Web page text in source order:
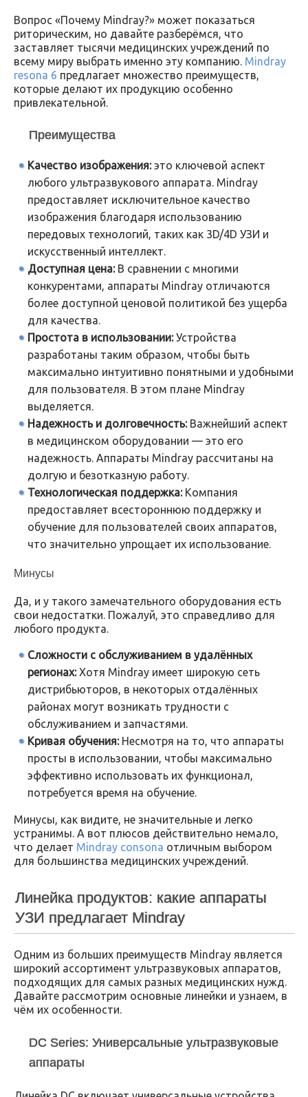
Вопрос «Почему Mindray?» может показаться
риторическим, но давайте разберёмся, что
заставляет тысячи медицинских учреждений по
всему миру выбрать именно эту компанию. Mindray
resona 6 предлагает множество преимуществ,
которые делают их продукцию особенно
привлекательной.
Преимущества
Качество изображения:это ключевой аспект
любого ультразвукового аппарата. Mindray
предоставляет исключительное качество
изображения благодаря использованию
передовых технологий, таких как 3D/4D УЗИ и
искусственный интеллект.
Доступная цена:В сравнении с многими
конкурентами, аппараты Mindray отличаются
более доступной ценовой политикой без ущерба
для качества.
Простота в использовании:Устройства
разработаны таким образом, чтобы быть
максимально интуитивно понятными и удобными
для пользователя. В этом плане Mindray
выделяется.
Надежность и долговечность:Важнейший аспект
в медицинском оборудовании — это его
надежность. Аппараты Mindray рассчитаны на
долгую и безотказную работу.
Технологическая поддержка:Компания
предоставляет всестороннюю поддержку и
обучение для пользователей своих аппаратов,
что значительно упрощает их использование.
Минусы
Да, и у такого замечательного оборудования есть
свои недостатки. Пожалуй, это справедливо для
любого продукта.
Сложности с обслуживанием в удалённых
регионах:Хотя Mindray имеет широкую сеть
дистрибьюторов, в некоторых отдалённых
районах могут возникать трудности с
обслуживанием и запчастями.
Кривая обучения:Несмотря на то, что аппараты
просты в использовании, чтобы максимально
эффективно использовать их функционал,
потребуется время на обучение.
Минусы, как видите, не значительные и легко
устранимы. А вот плюсов действительно немало,
что делает Mindray consona отличным выбором
для большинства медицинских учреждений.
Линейка продуктов: какие аппараты
УЗИ предлагает Mindray
Одним из больших преимуществ Mindray является
широкий ассортимент ультразвуковых аппаратов,
подходящих для самых разных медицинских нужд.
Давайте рассмотрим основные линейки и узнаем, в
чём их особенности.
DC Series: Универсальные ультразвуковые
аппараты